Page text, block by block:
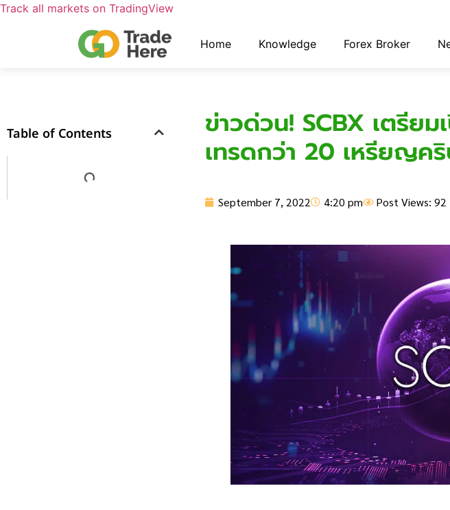
Track all markets on TradingView
Home Knowledge Forex Broker
Table of Contents ข่าวด่วน! SCBX เตรีย
เทรดกว่า 20 เหรียญค
September 7, 2022 4:20 pm Post Views: 92